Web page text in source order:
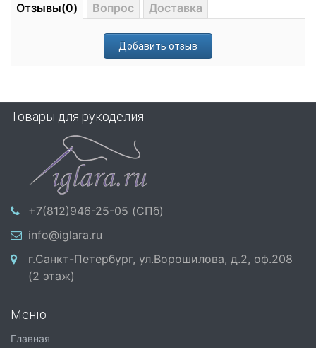
Отзывы(0) Вопрос Доставка
Добавить отзыв
Товары для рукоделия
+7(812)946-25-05 (СПб)
info@iglara.ru
г.Санкт-Петербург, ул.Ворошилова, д.2, оф.208
(2 этаж)
Меню
Главная